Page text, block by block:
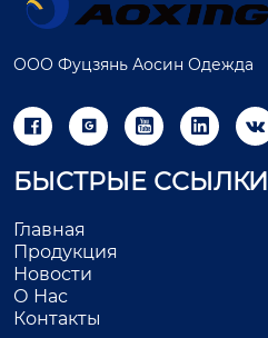
ООО Фуцзянь Аосин Одежда
    
БЫСТРЫЕ ССЫЛКИ
Главная
Продукция
Новости
О Нас
Контакты